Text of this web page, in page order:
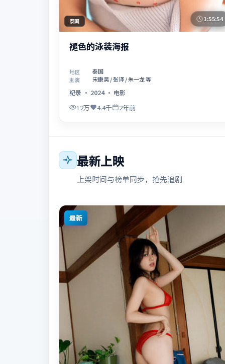
泰国 1:55:54
褪色的泳装海报
地区 泰国
主演 宋康昊 / 张译 / 朱一龙 等
纪录 · 2024· 电影
12万 4.4千 2年前
最新上映
上架时间与榜单同步，抢先追剧
最新